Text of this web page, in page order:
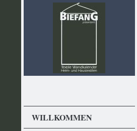
WILLKOMMEN